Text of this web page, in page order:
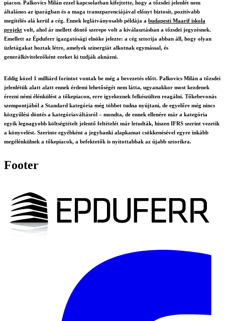
piacon. Palkovics Milán ezzel kapcsolatban kifejtette, hogy a tőzsdei jelenlét nem
általános az iparágban és a maga transzparenciájával előnyt biztosít, pozitívabb
megítélés alá kerül a cég. Ennek leglátványosabb példája a budapesti Maarif iskola
projekt volt, ahol ár mellett döntő szerepe volt a kiválasztásban a tőzsdei jegyzésnek.
Emellett az Épduferr igazgatósági elnöke jelezte: a cég sztorija abban áll, hogy olyan
üzletágakat hoztak létre, amelyek szinergiát alkotnak egymással, és
generálkivitelezőként ezeket ki tudják aknázni.
Eddig közel 1 milliárd forintot vontak be még a bevezetés előtt. Palkovics Milán a tőzsdei
jelenlétük alatt alatt ennek érdemi lehetőségét nem látta, ugyanakkor most kezdenek
érezni némi élénkülést a tőkepiacon, erre igyekeznek felkészülten reagálni. Tőkebevonás
szempontjából a Standard kategória még többet tudna nyújtani, de egyelőre még nincs
közgyűlési döntés a kategóriaváltásról – mondta, de ennek ellenére már a kategória
egyik legnagyobb költségtételt jelentő feltételét már letudták, hiszen IFRS szerint vezetik
a könyvelést. Szerinte egyébként a jegybanki alapkamat csökkenésével egyre inkább
megélénkülnek a tőkepiacok, a befektetők is nyitottabbak az újabb sztorikra.
Footer